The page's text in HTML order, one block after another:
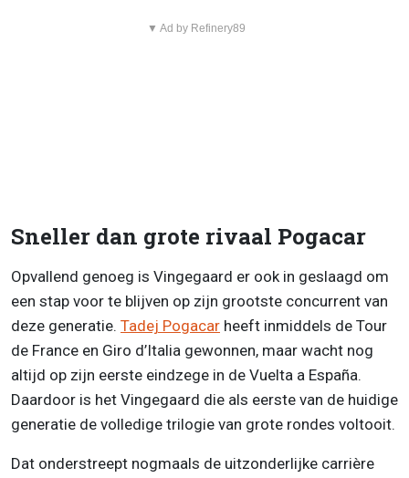
▼ Ad by Refinery89
Sneller dan grote rivaal Pogacar
Opvallend genoeg is Vingegaard er ook in geslaagd om
een stap voor te blijven op zijn grootste concurrent van
deze generatie. Tadej Pogacar heeft inmiddels de Tour
de France en Giro d’Italia gewonnen, maar wacht nog
altijd op zijn eerste eindzege in de Vuelta a España.
Daardoor is het Vingegaard die als eerste van de huidige
generatie de volledige trilogie van grote rondes voltooit.
Dat onderstreept nogmaals de uitzonderlijke carrière